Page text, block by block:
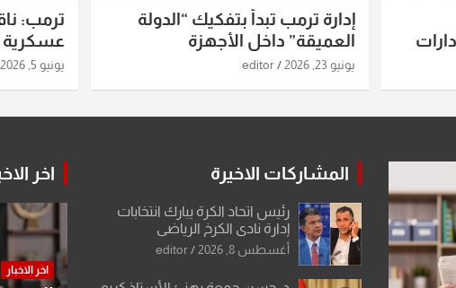
إدارة ترمب تبدأ بتفكيك “الدولة
العميقة” داخل الأجهزة
الاستخباراتية
يونيو 23, 2026 editor
ترمب:
عسكرية
يونيو 5, 2026
المشاركات الاخيرة
رئيس اتحاد الكرة يبارك انتخابات
إدارة نادي الكرخ الرياضي
أغسطس 8, 2026 editor
اخر
اخر الاخبار